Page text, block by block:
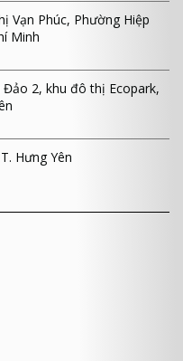
Vạn Phúc, Phường Hiệp
Minh
Đảo 2, khu đô thị Ecopark,
Hưng Yên